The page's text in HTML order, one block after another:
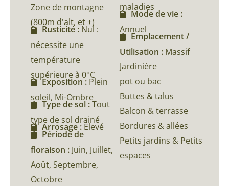
Zone de montagne
(800m d'alt, et +)
Rusticité : Nul :
nécessite une
température
supérieure à 0°C
Exposition : Plein
soleil, Mi-Ombre
Type de sol :Tout
type de sol drainé
Arrosage : Élevé
Période de
floraison : Juin, Juillet,
Août, Septembre,
Octobre
maladies
Mode de vie :
Annuel
Emplacement /
Utilisation : Massif
Jardinière
pot ou bac
Buttes & talus
Balcon & terrasse
Bordures & allées
Petits jardins & Petits
espaces